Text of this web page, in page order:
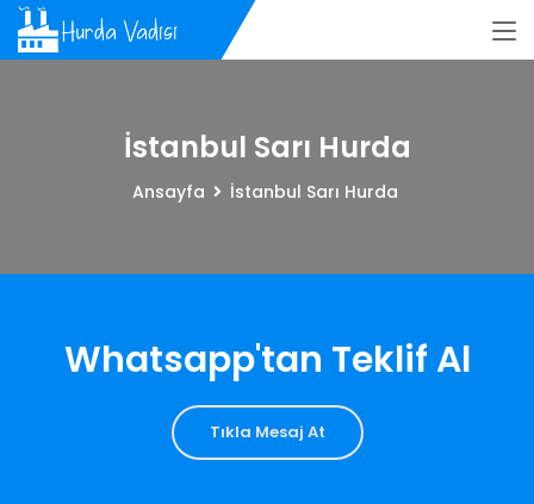
İstanbul Sarı Hurda
Ansayfa İstanbul Sarı Hurda
Whatsapp'tan Teklif Al
Tıkla Mesaj At